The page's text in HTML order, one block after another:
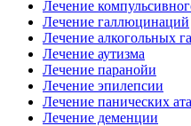
Лечение
Лечение галлюцинаций
Лечение алкогольных
Лечение аутизма
Лечение паранойи
Лечение эпилепсии
Лечение панических
Лечение деменции